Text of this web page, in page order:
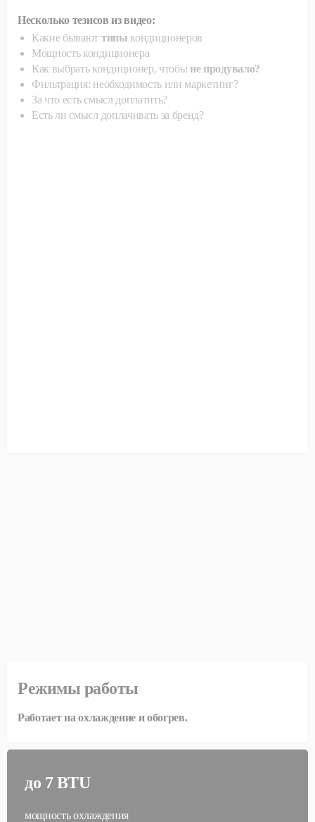
Несколько тезисов из видео:
Какие бывают типы кондиционеров
Мощность кондиционера
Как выбрать кондиционер, чтобы не продувало?
Фильтрация: необходимость или маркетинг?
За что есть смысл доплатить?
Есть ли смысл доплачивать за бренд?
Режимы работы
Работает на охлаждение и обогрев.
до 7 BTU
мощность охлаждения